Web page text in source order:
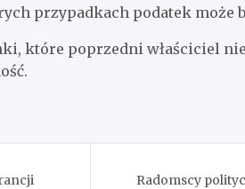
przypadkach podatek może
które poprzedni właściciel
Radomscy